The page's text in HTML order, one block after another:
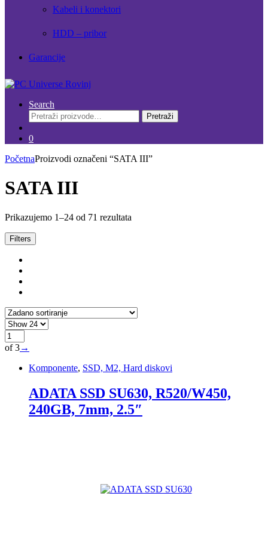
Kabeli i konektori
HDD – pribor
Garancije
Search
Pretraži:
Pretraži
0
PočetnaProizvodi označeni “SATA III”
SATA III
Prikazujemo 1–24 od 71 rezultata
Filters
of 3→
Komponente, SSD, M2, Hard diskovi
ADATA SSD SU630, R520/W450,
240GB, 7mm, 2.5″